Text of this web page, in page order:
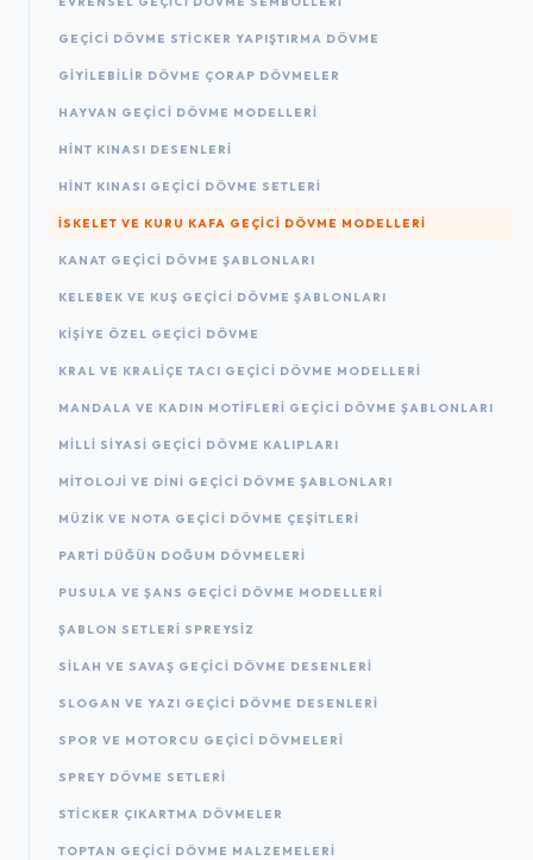
GEÇICI DÖVME STICKER YAPIŞTIRMA DÖVME
GIYILEBILIR DÖVME ÇORAP DÖVMELER
HAYVAN GEÇICI DÖVME MODELLERI
HINT KINASI DESENLERI
HINT KINASI GEÇICI DÖVME SETLERI
İSKELET VE KURU KAFA GEÇICI DÖVME MODELLERI
KANAT GEÇICI DÖVME ŞABLONLARI
KELEBEK VE KUŞ GEÇICI DÖVME ŞABLONLARI
KIŞIYE ÖZEL GEÇICI DÖVME
KRAL VE KRALIÇE TACI GEÇICI DÖVME MODELLERI
MANDALA VE KADIN MOTIFLERI GEÇICI DÖVME ŞABLONLARI
MILLI SIYASI GEÇICI DÖVME KALIPLARI
MITOLOJI VE DINI GEÇICI DÖVME ŞABLONLARI
MÜZIK VE NOTA GEÇICI DÖVME ÇEŞITLERI
PARTI DÜĞÜN DOĞUM DÖVMELERI
PUSULA VE ŞANS GEÇICI DÖVME MODELLERI
ŞABLON SETLERI SPREYSIZ
SILAH VE SAVAŞ GEÇICI DÖVME DESENLERI
SLOGAN VE YAZI GEÇICI DÖVME DESENLERI
SPOR VE MOTORCU GEÇICI DÖVMELERI
SPREY DÖVME SETLERI
STICKER ÇIKARTMA DÖVMELER
TOPTAN GEÇICI DÖVME MALZEMELERI